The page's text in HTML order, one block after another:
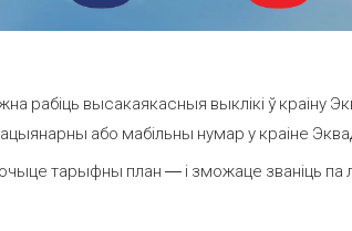
рабіць высакаякасныя выклікі ў краіну
або мабільны нумар у краіне
тарыфны план — і зможаце званіць па